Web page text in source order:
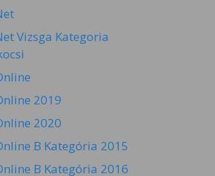
Vizsga Kategoria
2019
2020
B Kategória 2015
B Kategória 2016